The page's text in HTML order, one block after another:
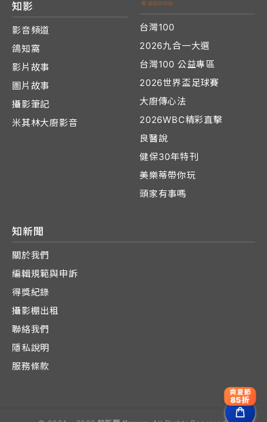
知影
影音頻道
鴿知窩
影片故事
圖片故事
攝影筆記
米其林大廚影音
台灣100
2026九合一大選
台灣100 公益專區
2026世界盃足球賽
大廚傳心法
2026WBC精彩直擊
良醫說
健保30年特刊
美樂蒂帶你玩
頭家有事嗎
知新聞
關於我們
編輯規範與申訴
得獎紀錄
攝影棚出租
聯絡我們
隱私說明
服務條款
爽夏節
85折